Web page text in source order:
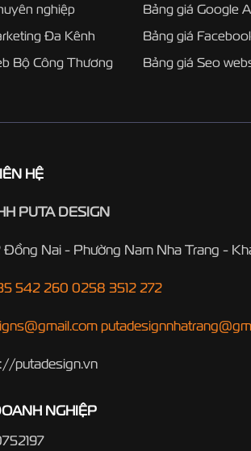
nghiệp
Đa Kênh
Bộ Công Thương
Bảng giá Google
Bảng giá
Bảng giá Seo
HỆ
PUTA DESIGN
Đồng Nai - Phường Nam Nha Trang -
542 260 0258 3512 272
putadesign.vn
NGHIỆP